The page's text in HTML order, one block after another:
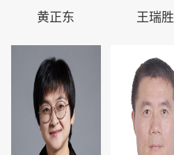
黄正东 王瑞胜